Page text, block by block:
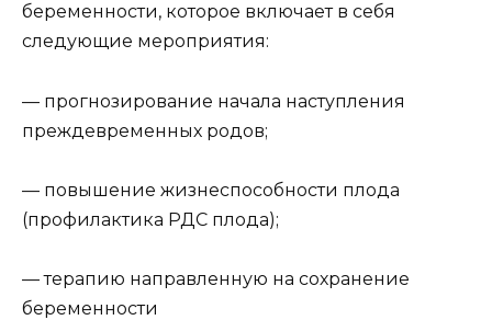
беременности, которое включает в себя
следующие мероприятия:
— прогнозирование начала наступления
преждевременных родов;
— повышение жизнеспособности плода
(профилактика РДС плода);
— терапию направленную на сохранение
беременности